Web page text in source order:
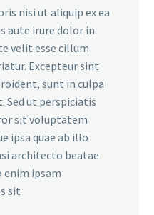
nisi ut aliquip ex ea
aute irure dolor in
velit esse cillum
Excepteur sint
sunt in culpa
Sed ut perspiciatis
sit voluptatem
ipsa quae ab illo
architecto beatae
enim ipsam
sit